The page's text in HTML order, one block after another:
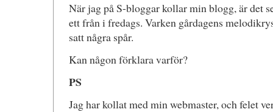
När jag på S-bloggar kollar min blogg, är det
ett från i fredags. Varken gårdagens
satt några spår.
Kan någon förklara varför?
PS
Jag har kollat med min webmaster, och felet